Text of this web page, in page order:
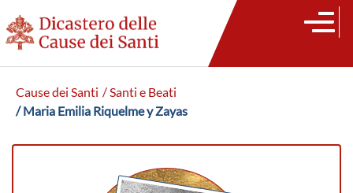
Cause dei Santi / Santi e Beati
/ Maria Emilia Riquelme y Zayas